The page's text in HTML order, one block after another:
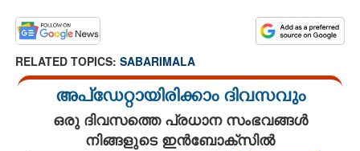
RELATED TOPICS: SABARIMALA
അപ്ഡേറ്റായിരിക്കാം ദിവസവും
ഒരു ദിവസത്തെ പ്രധാന സംഭവങ്ങൾ
നിങ്ങളുടെ ഇൻബോക്സിൽ